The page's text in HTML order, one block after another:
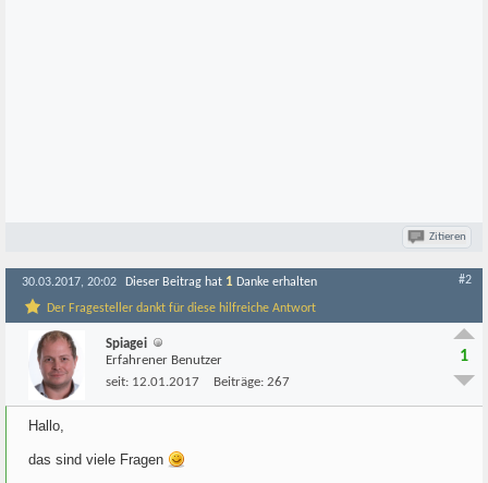
Zitieren
30.03.2017, 20:02 Dieser Beitrag hat 1 Danke erhalten
Der Fragesteller dankt für diese hilfreiche Antwort
#2
Spiagei
Erfahrener Benutzer
seit: 12.01.2017 Beiträge: 267
1
Hallo,
das sind viele Fragen